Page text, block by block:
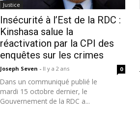
Justice
Insécurité à l’Est de la RDC :
Kinshasa salue la
réactivation par la CPI des
enquêtes sur les crimes
Joseph Seven - Il y a 2 ans 0
Dans un communiqué publié le
mardi 15 octobre dernier, le
Gouvernement de la RDC a...